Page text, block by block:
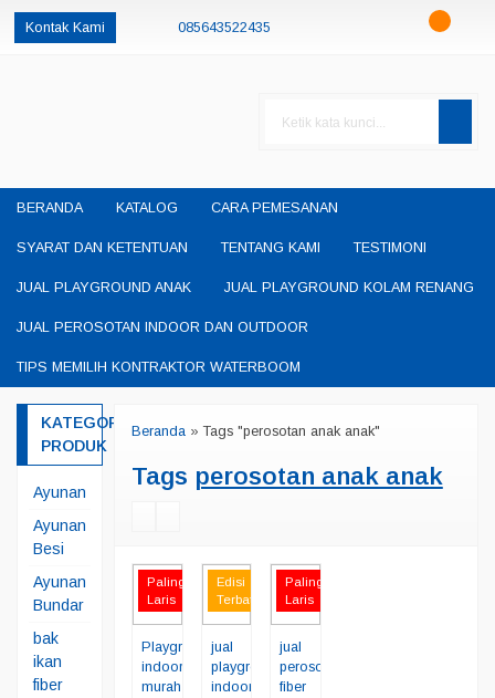
Kontak Kami 085643522435
BERANDA KATALOG CARA PEMESANAN
SYARAT DAN KETENTUAN TENTANG KAMI TESTIMONI
JUAL PLAYGROUND ANAK JUAL PLAYGROUND KOLAM RENANG
JUAL PEROSOTAN INDOOR DAN OUTDOOR
TIPS MEMILIH KONTRAKTOR WATERBOOM
Beranda»Tags "perosotan anak anak"
Tags perosotan anak anak
Paling
Laris
Playground
indoor
murah
Edisi
Terbatas
jual
playground
indoor
Paling
Laris
jual
perosotan
fiber
KATEGORI
PRODUK
Ayunan
Ayunan
Besi
Ayunan
Bundar
bak
ikan
fiber